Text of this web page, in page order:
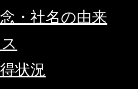
・社名の由来
状況